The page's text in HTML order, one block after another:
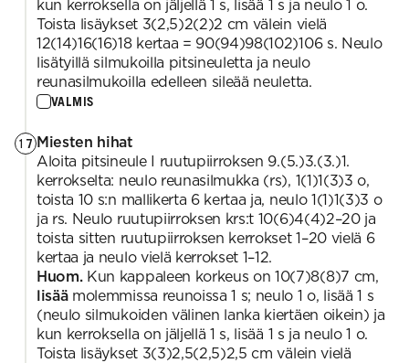
kun kerroksella on jäljellä 1 s, lisää 1 s ja neulo 1 o.
Toista lisäykset 3(2,5)2(2)2 cm välein vielä
12(14)16(16)18 kertaa = 90(94)98(102)106 s. Neulo
lisätyillä silmukoilla pitsineuletta ja neulo
reunasilmukoilla edelleen sileää neuletta.
VALMIS
17 Miesten hihat
Aloita pitsineule I ruutupiirroksen 9.(5.)3.(3.)1.
kerrokselta: neulo reunasilmukka (rs), 1(1)1(3)3 o,
toista 10 s:n mallikerta 6 kertaa ja, neulo 1(1)1(3)3 o
ja rs. Neulo ruutupiirroksen krs:t 10(6)4(4)2–20 ja
toista sitten ruutupiirroksen kerrokset 1–20 vielä 6
kertaa ja neulo vielä kerrokset 1–12.
Huom.Kun kappaleen korkeus on 10(7)8(8)7 cm,
lisäämolemmissa reunoissa 1 s; neulo 1 o, lisää 1 s
(neulo silmukoiden välinen lanka kiertäen oikein) ja
kun kerroksella on jäljellä 1 s, lisää 1 s ja neulo 1 o.
Toista lisäykset 3(3)2,5(2,5)2,5 cm välein vielä